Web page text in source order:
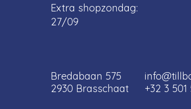
Extra shopzondag:
27/09
Bredabaan 575
2930 Brasschaat
+32 3 501